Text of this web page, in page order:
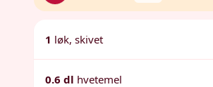
1 løk, skivet
0.6 dl hvetemel